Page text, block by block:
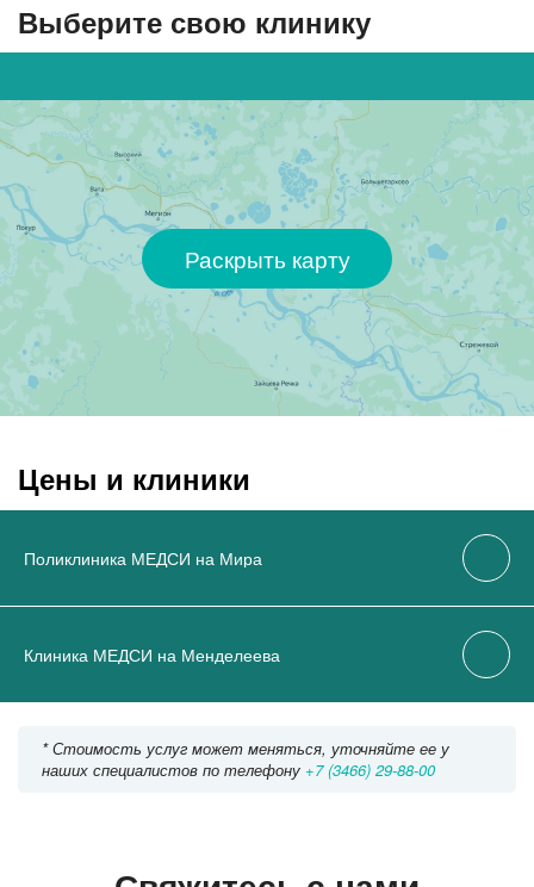
Выберите свою клинику
Раскрыть карту
Цены и клиники
Поликлиника МЕДСИ на Мира
Клиника МЕДСИ на Менделеева
* Стоимость услуг может меняться, уточняйте ее у
наших специалистов по телефону +7 (3466) 29-88-00